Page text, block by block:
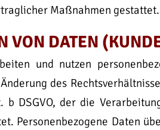
Maßnahmen gestattet.
VON DATEN
und nutzen
des
DSGVO, der die
Personenbezogene Daten